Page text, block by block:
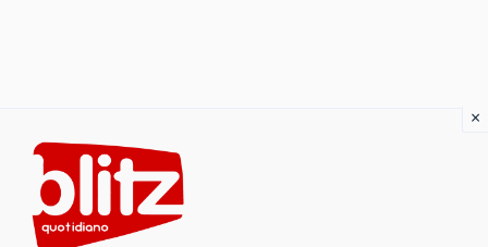
content
×